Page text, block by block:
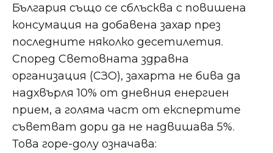
България също се сблъсква с повишена
консумация на добавена захар през
последните няколко десетилетия.
Според Световната здравна
организация (СЗО), захарта не бива да
надхвърля 10% от дневния енергиен
прием, а голяма част от експертите
съветват дори да не надвишава 5%.
Това горе-долу означава: